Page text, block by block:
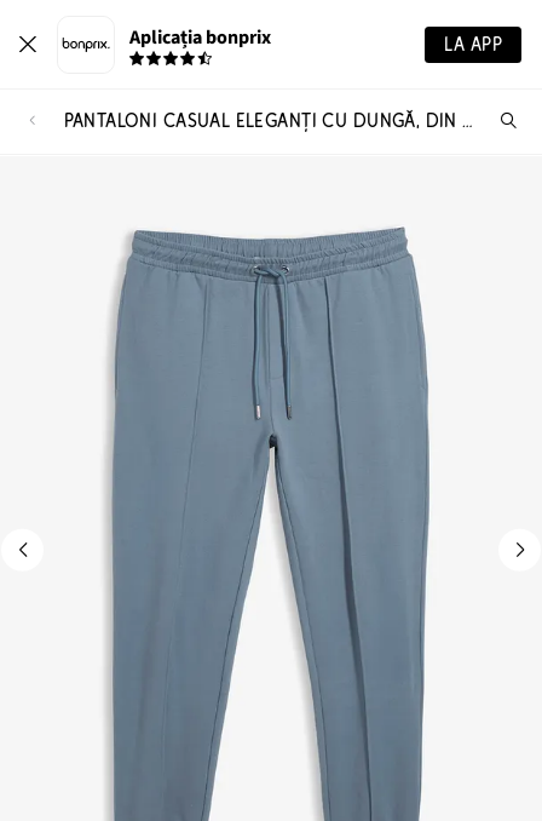
Aplicația bonprix LA APP
PANTALONI CASUAL ELEGANȚI CU DUNGĂ, DIN AMESTEC MOALE DE BUMBAC